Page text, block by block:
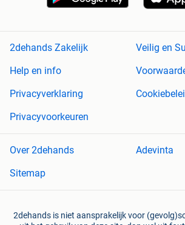
2dehands Zakelijk
Veilig en
Help en info
Privacyverklaring
Privacyvoorkeuren
Over 2dehands
Adevinta
Sitemap
2dehands is niet aansprakelijk voor